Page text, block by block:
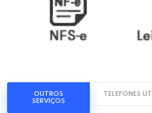
OUTROS
SERVIÇOS
TELEFONES